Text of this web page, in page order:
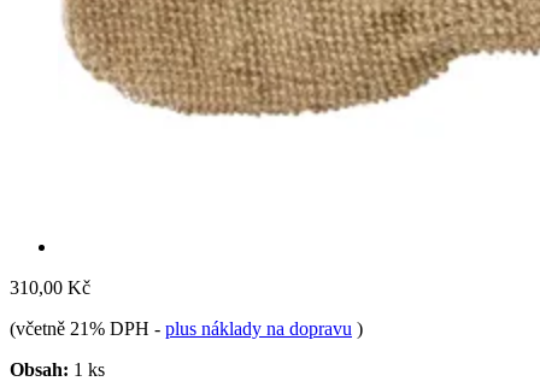
310,00 Kč
(včetně 21% DPH - plus náklady na dopravu )
Obsah: 1 ks